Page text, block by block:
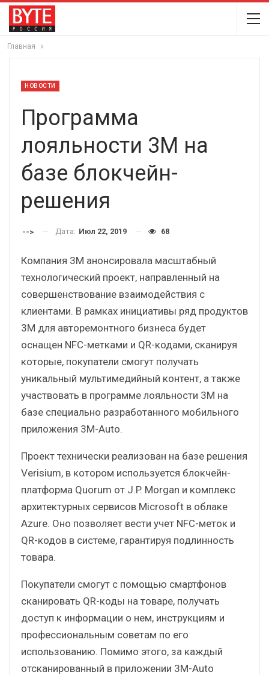
Главная
НОВОСТИ
Программа
лояльности 3М на
базе блокчейн-
решения
--> Дата: Июл 22, 2019 68
Компания 3М анонсировала масштабный
технологический проект, направленный на
совершенствование взаимодействия с
клиентами. В рамках инициативы ряд продуктов
3М для авторемонтного бизнеса будет
оснащен NFC-метками и QR-кодами, сканируя
которые, покупатели смогут получать
уникальный мультимедийный контент, а также
участвовать в программе лояльности 3М на
базе специально разработанного мобильного
приложения 3M-Auto.
Проект технически реализован на базе решения
Verisium, в котором используется блокчейн-
платформа Quorum от J.P. Morgan и комплекс
архитектурных сервисов Microsoft в облаке
Azure. Оно позволяет вести учет NFC-меток и
QR-кодов в системе, гарантируя подлинность
товара.
Покупатели смогут с помощью смартфонов
сканировать QR-коды на товаре, получать
доступ к информации о нем, инструкциям и
профессиональным советам по его
использованию. Помимо этого, за каждый
отсканированный в приложении 3M-Auto